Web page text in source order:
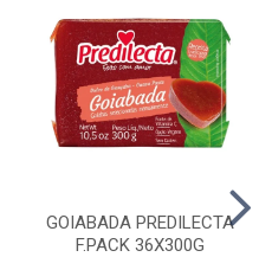
GOIABADA PREDILECTA
F.PACK 36X300G